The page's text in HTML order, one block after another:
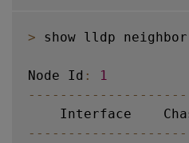
> show lldp neighbor
Node Id :
1
-- -- -- -- -- -- -- -- -- --
-- -- -- -- -- -- -- -- -- --